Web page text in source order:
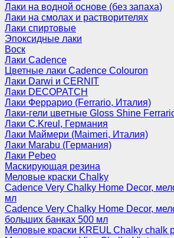
Лаки на водной основе (без запаха)
Лаки на смолах и растворителях
Лаки спиртовые
Эпоксидные лаки
Воск
Лаки Cadence
Цветные лаки Cadence Colouron
Лаки Darwi и CERNIT
Лаки DECOPATCH
Лаки Феррарио (Ferrario, Италия)
Лаки-гели цветные Gloss Shine
Лаки C.Kreul, Германия
Лаки Маймери (Maimeri, Италия)
Лаки Marabu (Германия)
Лаки Pebeo
Маскирующая резина
Меловые краски Chalky
Cadence Very Chalky Home Decor,
мл
Cadence Very Chalky Home Decor,
больших банках 500 мл
Меловые краски KREUL Chalky chalk